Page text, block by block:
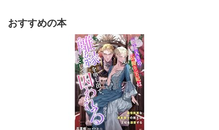
発覚ｗｗｗｗｗ
エース級の財務官僚が異例転出へ 官邸幹部「協力的でなかった
町の弁当屋「申し訳ないが消費税1%になったらその分商品代を値
【泣】年配夫婦が営む中華屋さん、休業を知らせる貼り紙に応援
中国で新型コロナウイルス拡大「治療薬販売制限指針」のせいで
円公開で再炎上ｗｗｗ
参政党・神谷代表、高市政権の食料品減税を「天下の愚策」と一
【悲報】 ピカチュウが大量に半額
FGOのリリスさん、謎のSKB水着を着るｗｗｗｗｗｗｗｗｗｗｗ
【悲報】「店員」と「定員」を間違えるガチでヤバいやつ、ネッ
ト上に多すぎる ← これ・・・・・・
【悲報】ラノベ作家「新作ラブコメ書いたぞ！」冷笑系「いい歳
おすすめの本